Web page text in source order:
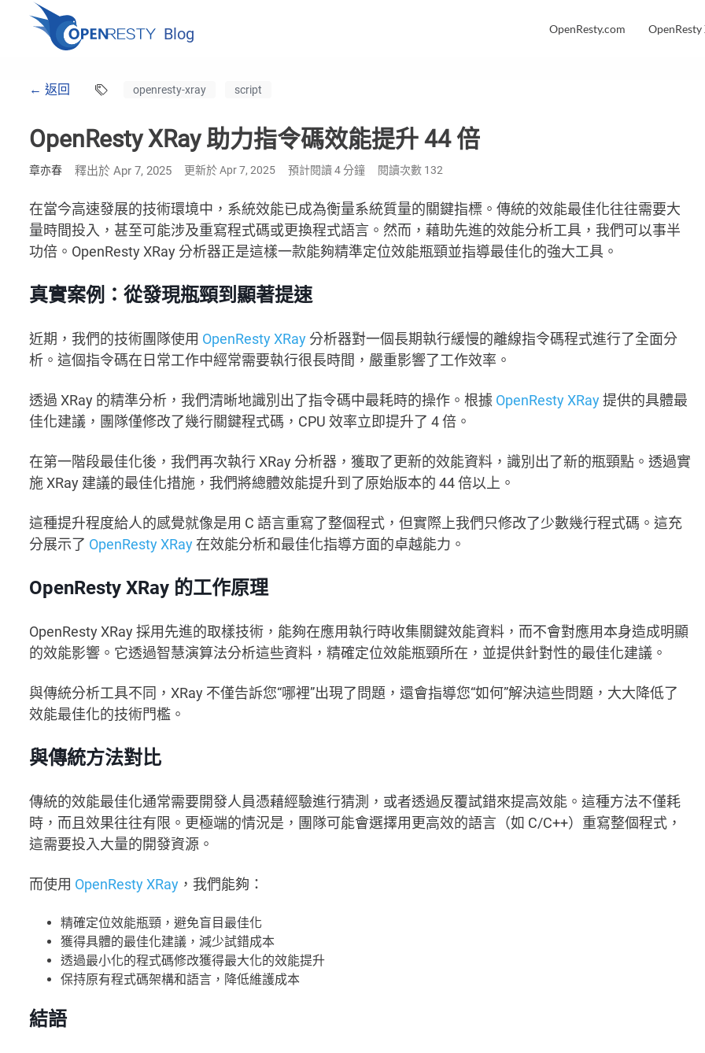
Blog OpenResty.com OpenResty
← 返回 openresty-xray script
OpenResty XRay 助力指令碼效能提升 44 倍
章亦春 釋出於 Apr 7, 2025 更新於 Apr 7, 2025 預計閱讀 4 分鐘 閱讀次數 132
在當今高速發展的技術環境中，系統效能已成為衡量系統質量的關鍵指標。傳統的效能最佳化往往需要大
量時間投入，甚至可能涉及重寫程式碼或更換程式語言。然而，藉助先進的效能分析工具，我們可以事半
功倍。OpenResty XRay 分析器正是這樣一款能夠精準定位效能瓶頸並指導最佳化的強大工具。
真實案例：從發現瓶頸到顯著提速
近期，我們的技術團隊使用 OpenResty XRay 分析器對一個長期執行緩慢的離線指令碼程式進行了全面分
析。這個指令碼在日常工作中經常需要執行很長時間，嚴重影響了工作效率。
透過 XRay 的精準分析，我們清晰地識別出了指令碼中最耗時的操作。根據 OpenResty XRay提供的具體最
佳化建議，團隊僅修改了幾行關鍵程式碼，CPU 效率立即提升了 4 倍。
在第一階段最佳化後，我們再次執行 XRay 分析器，獲取了更新的效能資料，識別出了新的瓶頸點。透過實
施 XRay 建議的最佳化措施，我們將總體效能提升到了原始版本的 44 倍以上。
這種提升程度給人的感覺就像是用 C 語言重寫了整個程式，但實際上我們只修改了少數幾行程式碼。這充
分展示了 OpenResty XRay在效能分析和最佳化指導方面的卓越能力。
OpenResty XRay 的工作原理
OpenResty XRay 採用先進的取樣技術，能夠在應用執行時收集關鍵效能資料，而不會對應用本身造成明顯
的效能影響。它透過智慧演算法分析這些資料，精確定位效能瓶頸所在，並提供針對性的最佳化建議。
與傳統分析工具不同，XRay 不僅告訴您“哪裡”出現了問題，還會指導您“如何”解決這些問題，大大降低了
效能最佳化的技術門檻。
與傳統方法對比
傳統的效能最佳化通常需要開發人員憑藉經驗進行猜測，或者透過反覆試錯來提高效能。這種方法不僅耗
時，而且效果往往有限。更極端的情況是，團隊可能會選擇用更高效的語言（如 C/C++）重寫整個程式，
這需要投入大量的開發資源。
而使用 OpenResty XRay ，我們能夠：
精確定位效能瓶頸，避免盲目最佳化
獲得具體的最佳化建議，減少試錯成本
透過最小化的程式碼修改獲得最大化的效能提升
保持原有程式碼架構和語言，降低維護成本
結語